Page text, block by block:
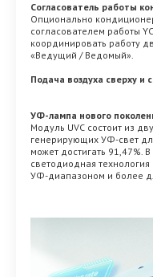
Согласователь работы
Опционально
согласователем работы
координировать работу
«Ведущий / Ведомый».
Подача воздуха сверху и
УФ-лампа нового
Модуль UVC состоит из
генерирующих УФ-свет
может достигать 91,47%.
светодиодная
УФ-диапазоном и более